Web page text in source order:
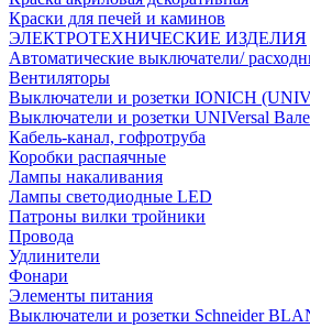
Краски для печей и каминов
ЭЛЕКТРОТЕХНИЧЕСКИЕ ИЗДЕЛИЯ
Автоматические выключатели/
Вентиляторы
Выключатели и розетки IONICH
Выключатели и розетки UNIVersal
Кабель-канал, гофротруба
Коробки распаячные
Лампы накаливания
Лампы светодиодные LED
Патроны вилки тройники
Провода
Удлинители
Фонари
Элементы питания
Выключатели и розетки Schneider